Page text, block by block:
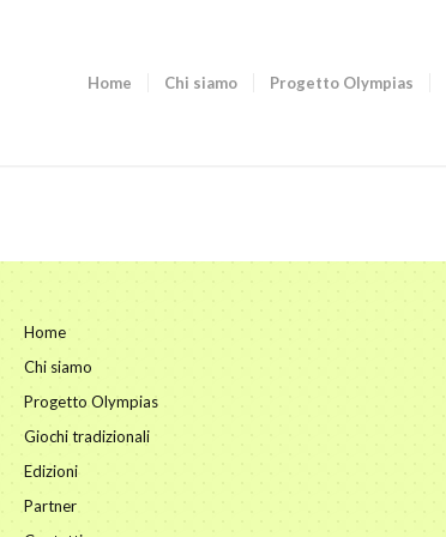
Home Chi siamo Progetto Olympias
Home
Chi siamo
Progetto Olympias
Giochi tradizionali
Edizioni
Partner